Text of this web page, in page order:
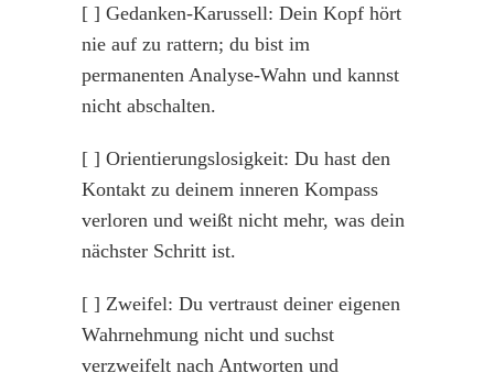
[ ] Gedanken-Karussell: Dein Kopf hört
nie auf zu rattern; du bist im
permanenten Analyse-Wahn und kannst
nicht abschalten.
[ ] Orientierungslosigkeit: Du hast den
Kontakt zu deinem inneren Kompass
verloren und weißt nicht mehr, was dein
nächster Schritt ist.
[ ] Zweifel: Du vertraust deiner eigenen
Wahrnehmung nicht und suchst
verzweifelt nach Antworten und